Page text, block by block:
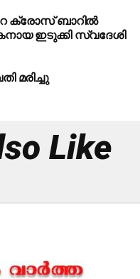
ക്രോസ് ബാറില്‍
ഇടുക്കി സ്വദേശി
മരിച്ചു
Like